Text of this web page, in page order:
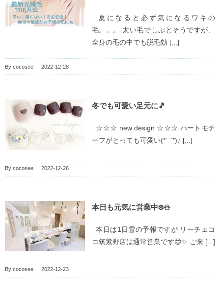
夏になると必ず気になるワキの
毛。。。 太い毛でしぶとそうですが、
全身の毛の中でも脱毛効 [...]
By cocosee 2022-12-28
冬でも可愛い足元に🎵
☆☆☆ new design ☆☆☆ ハートモチ
ーフがとっても可愛い(*´ `*)♪ [...]
By cocosee 2022-12-26
本日も元気に営業中❄️⛄️
本日は1日雪の予報ですが リーチェコ
コ筑紫野店は通常営業です😊✨ ご来 [...]
By cocosee 2022-12-23